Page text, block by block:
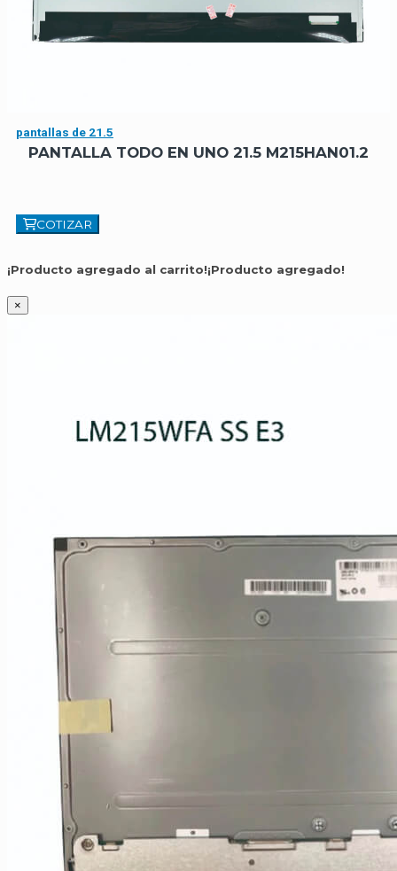
pantallas de 21.5
PANTALLA TODO EN UNO 21.5 M215HAN01.2
COTIZAR
¡Producto agregado al carrito!¡Producto agregado!
×